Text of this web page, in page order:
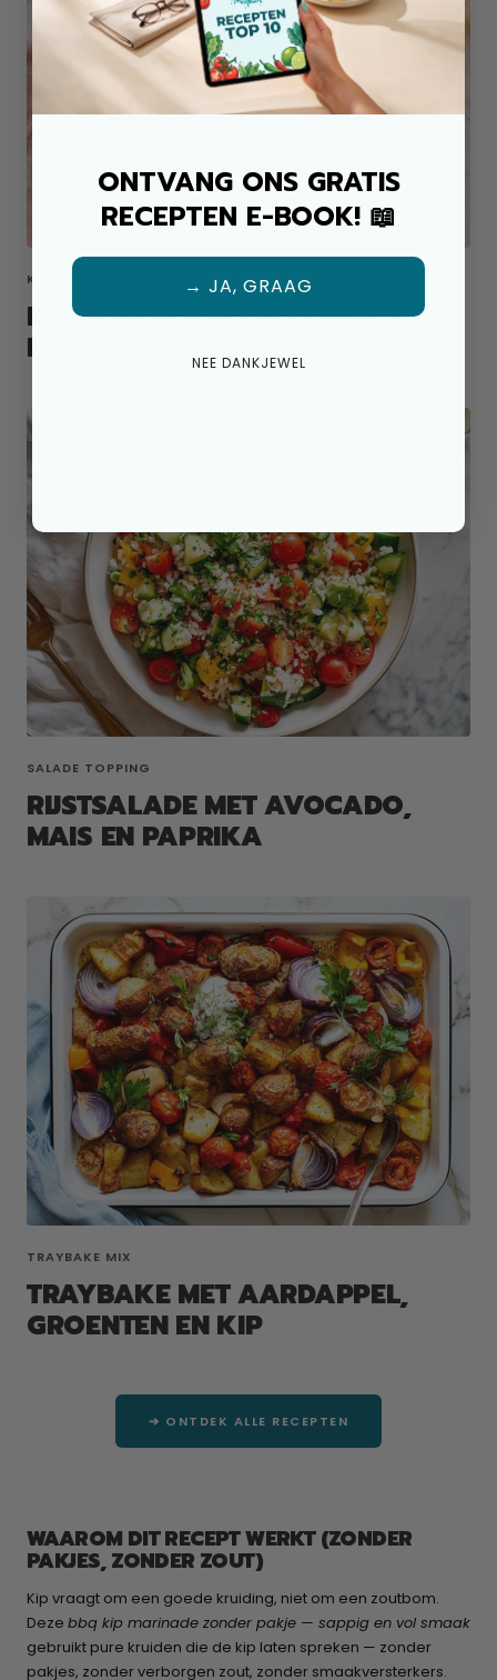
KIP ALLROUND MIX
KROKANTE KIP TACO'S UIT DE
PAN
SALADE TOPPING
RIJSTSALADE MET AVOCADO,
MAIS EN PAPRIKA
TRAYBAKE MIX
TRAYBAKE MET AARDAPPEL,
GROENTEN EN KIP
➔ ONTDEK ALLE RECEPTEN
WAAROM DIT RECEPT WERKT (ZONDER
PAKJES, ZONDER ZOUT)
Kip vraagt om een goede kruiding, niet om een zoutbom.
Deze bbq kip marinade zonder pakje — sappig en vol smaak
gebruikt pure kruiden die de kip laten spreken — zonder
pakjes, zonder verborgen zout, zonder smaakversterkers.
ONTVANG ONS GRATIS
RECEPTEN E-BOOK! 📖
→ JA, GRAAG
NEE DANKJEWEL